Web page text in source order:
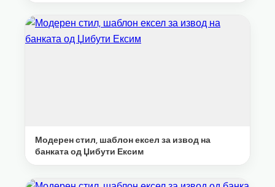
Модерен стил, шаблон ексел за извод на
банката од Џибути Ексим